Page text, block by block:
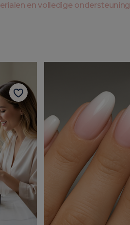
en volledige ondersteuning